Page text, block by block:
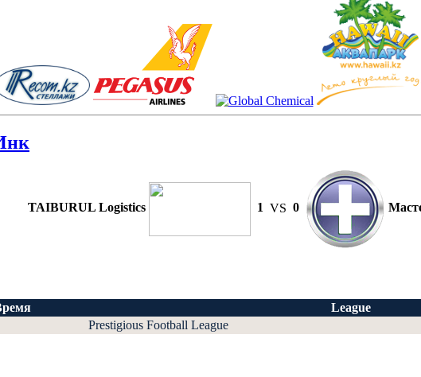
TAIBURUL Logistics 1 VS 0
League
Prestigious Football League